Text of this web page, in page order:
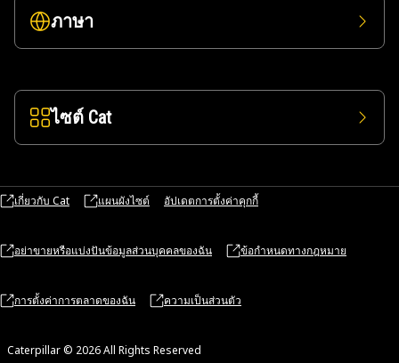
ภาษา
ไซต์ Cat
เกี่ยวกับ Cat แผนผังไซต์ อัปเดตการตั้งค่าคุกกี้
อย่าขายหรือแบ่งปันข้อมูลส่วนบุคคลของฉัน ข้อกำหนดทางกฎหมาย
การตั้งค่าการตลาดของฉัน ความเป็นส่วนตัว
Caterpillar © 2026 All Rights Reserved